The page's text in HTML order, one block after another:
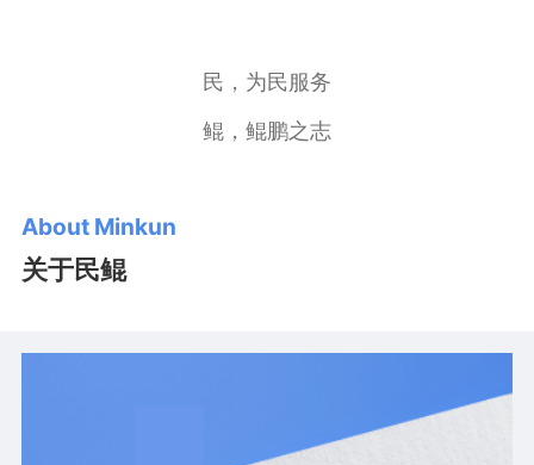
民，为民服务
鲲，鲲鹏之志
About Minkun
关于民鲲